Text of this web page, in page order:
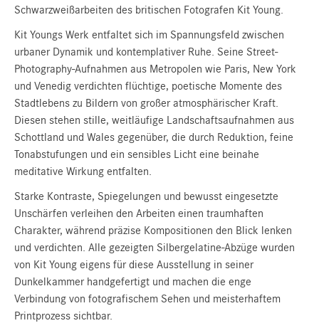
Schwarzweißarbeiten des britischen Fotografen Kit Young.
Kit Youngs Werk entfaltet sich im Spannungsfeld zwischen
urbaner Dynamik und kontemplativer Ruhe. Seine Street-
Photography-Aufnahmen aus Metropolen wie Paris, New York
und Venedig verdichten flüchtige, poetische Momente des
Stadtlebens zu Bildern von großer atmosphärischer Kraft.
Diesen stehen stille, weitläufige Landschaftsaufnahmen aus
Schottland und Wales gegenüber, die durch Reduktion, feine
Tonabstufungen und ein sensibles Licht eine beinahe
meditative Wirkung entfalten.
Starke Kontraste, Spiegelungen und bewusst eingesetzte
Unschärfen verleihen den Arbeiten einen traumhaften
Charakter, während präzise Kompositionen den Blick lenken
und verdichten. Alle gezeigten Silbergelatine-Abzüge wurden
von Kit Young eigens für diese Ausstellung in seiner
Dunkelkammer handgefertigt und machen die enge
Verbindung von fotografischem Sehen und meisterhaftem
Printprozess sichtbar.